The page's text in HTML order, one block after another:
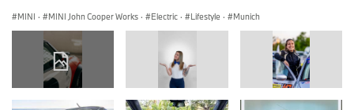
MINI · MINI John Cooper Works · Electric · Lifestyle · Munich